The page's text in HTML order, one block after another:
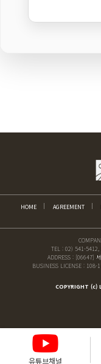
유튜브채널
HOME AGREEMENT
TEL : 02) 541-
ADDRESS : [06647]
BUSINESS LICENSE : 108-
COPYRIGHT (c)